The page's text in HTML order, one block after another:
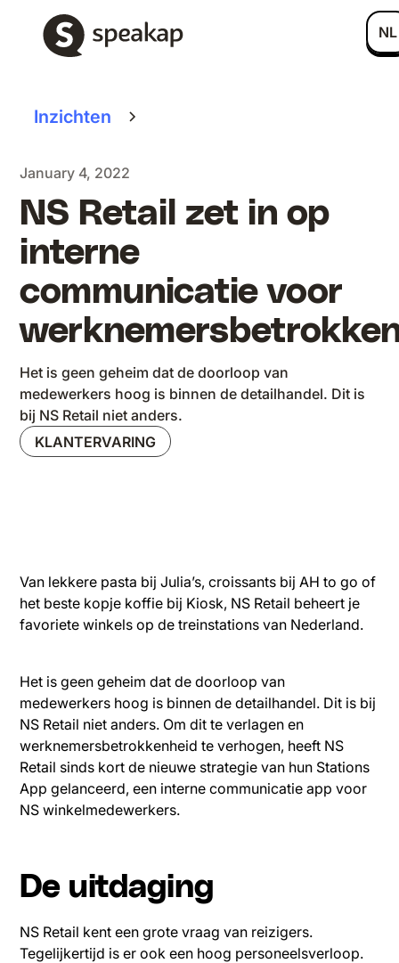
NL
Inzichten
January 4, 2022
NS Retail zet in op
interne
communicatie voor
Het is geen geheim dat de doorloop van
medewerkers hoog is binnen de detailhandel. Dit is
bij NS Retail niet anders.
KLANTERVARING
Van lekkere pasta bij Julia’s, croissants bij AH to go of
het beste kopje koffie bij Kiosk, NS Retail beheert je
favoriete winkels op de treinstations van Nederland.
Het is geen geheim dat de doorloop van
medewerkers hoog is binnen de detailhandel. Dit is bij
NS Retail niet anders. Om dit te verlagen en
werknemersbetrokkenheid te verhogen, heeft NS
Retail sinds kort de nieuwe strategie van hun Stations
App gelanceerd, een interne communicatie app voor
NS winkelmedewerkers.
De uitdaging
NS Retail kent een grote vraag van reizigers.
Tegelijkertijd is er ook een hoog personeelsverloop.